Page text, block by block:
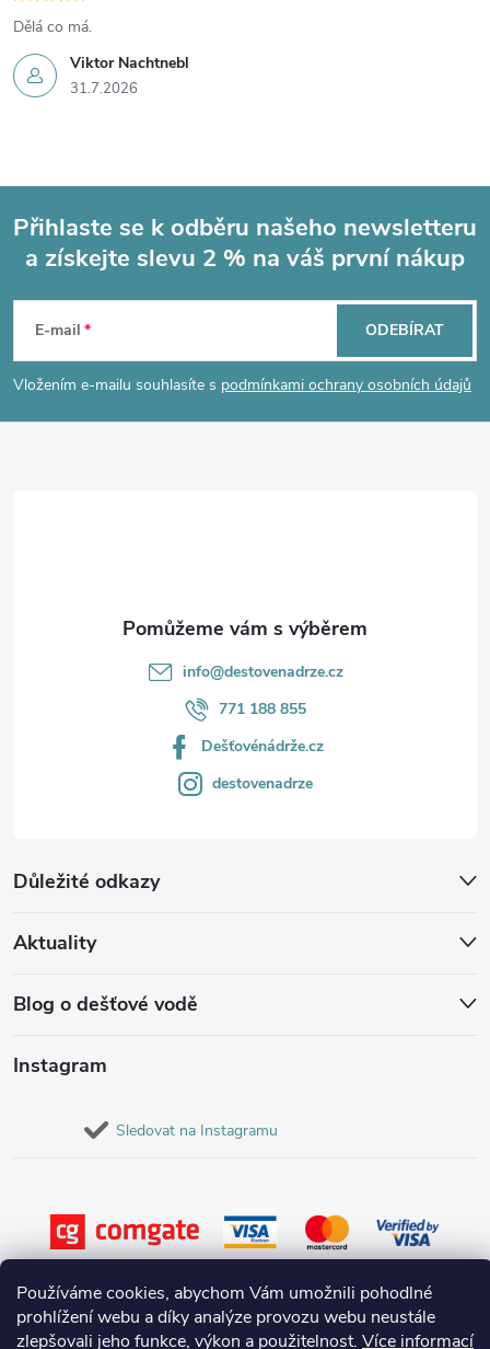
Používáme cookies, abychom Vám umožnili pohodlné
prohlížení webu a díky analýze provozu webu neustále
zlepšovali jeho funkce, výkon a použitelnost. Více informací
Viktor Nachtnebl
31.7.2026
Dělá co má.
p
a
Přihlaste se k odběru našeho newsletteru
a získejte slevu 2 % na váš první nákup
E-mail
Vložením e-mailu souhlasíte s podmínkami ochrany osobních údajů
ODEBÍRAT
Důležité odkazy
Aktuality
Blog o dešťové vodě
info@destovenadrze.cz
771 188 855
Dešťovénádrže.cz
destovenadrze
Instagram
Sledovat na Instagramu